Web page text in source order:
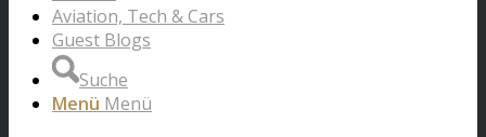
Aviation, Tech & Cars
Guest Blogs
Suche
Menü Menü